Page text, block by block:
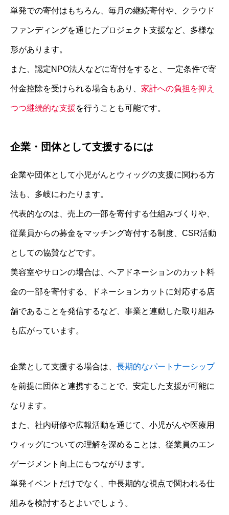
単発での寄付はもちろん、毎月の継続寄付や、クラウド
ファンディングを通じたプロジェクト支援など、多様な
形があります。
また、認定NPO法人などに寄付をすると、一定条件で寄
付金控除を受けられる場合もあり、 家計への負担を抑え
つつ継続的な支援を行うことも可能です。
企業・団体として支援するには
企業や団体として小児がんとウィッグの支援に関わる方
法も、多岐にわたります。
代表的なのは、売上の一部を寄付する仕組みづくりや、
従業員からの募金をマッチング寄付する制度、CSR活動
としての協賛などです。
美容室やサロンの場合は、ヘアドネーションのカット料
金の一部を寄付する、ドネーションカットに対応する店
舗であることを発信するなど、事業と連動した取り組み
も広がっています。
企業として支援する場合は、 長期的なパートナーシップ
を前提に団体と連携することで、安定した支援が可能に
なります。
また、社内研修や広報活動を通じて、小児がんや医療用
ウィッグについての理解を深めることは、従業員のエン
ゲージメント向上にもつながります。
単発イベントだけでなく、中長期的な視点で関われる仕
組みを検討するとよいでしょう。